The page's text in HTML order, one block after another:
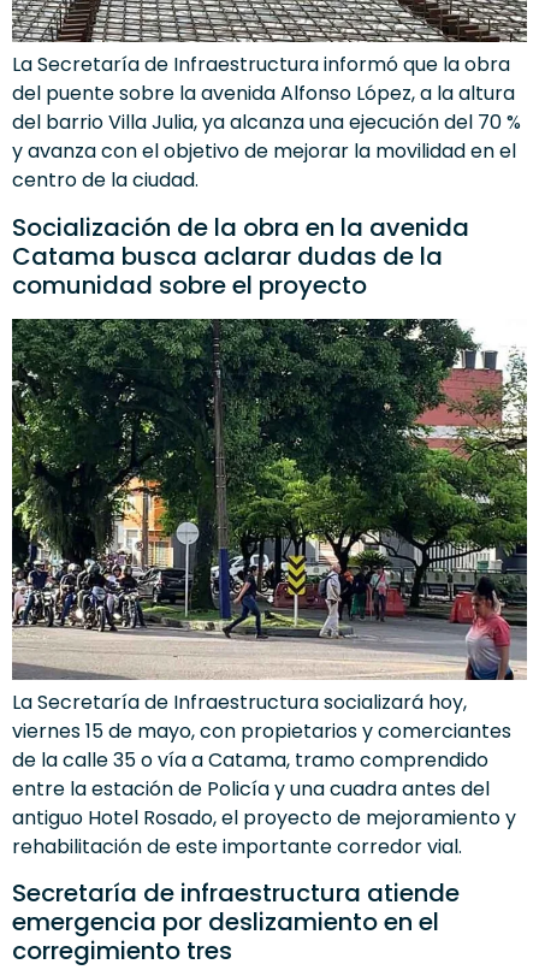
La Secretaría de Infraestructura informó que la obra
del puente sobre la avenida Alfonso López, a la altura
del barrio Villa Julia, ya alcanza una ejecución del 70 %
y avanza con el objetivo de mejorar la movilidad en el
centro de la ciudad.
Socialización de la obra en la avenida
Catama busca aclarar dudas de la
comunidad sobre el proyecto
La Secretaría de Infraestructura socializará hoy,
viernes 15 de mayo, con propietarios y comerciantes
de la calle 35 o vía a Catama, tramo comprendido
entre la estación de Policía y una cuadra antes del
antiguo Hotel Rosado, el proyecto de mejoramiento y
rehabilitación de este importante corredor vial.
Secretaría de infraestructura atiende
emergencia por deslizamiento en el
corregimiento tres